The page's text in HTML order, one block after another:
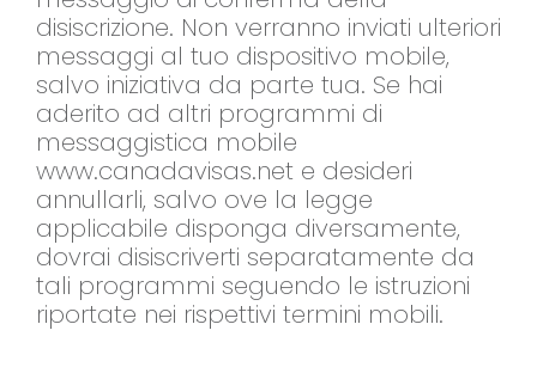
disiscrizione. Non verranno inviati ulteriori
messaggi al tuo dispositivo mobile,
salvo iniziativa da parte tua. Se hai
aderito ad altri programmi di
messaggistica mobile
www.canadavisas.net e desideri
annullarli, salvo ove la legge
applicabile disponga diversamente,
dovrai disiscriverti separatamente da
tali programmi seguendo le istruzioni
riportate nei rispettivi termini mobili.